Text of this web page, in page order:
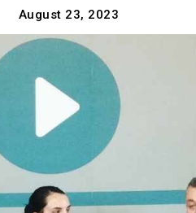
August 23, 2023